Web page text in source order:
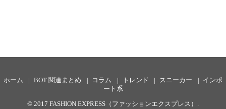
ホーム BOT 関連まとめ コラム トレンド スニーカー
インポ
ート系
© 2017 FASHION EXPRESS（ファッションエクスプレス）